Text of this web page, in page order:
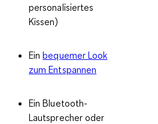
personalisiertes
Kissen)
Einbequemer Look
zum Entspannen
Ein Bluetooth-
Lautsprecher oder